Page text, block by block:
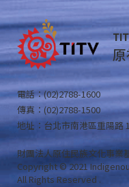
電話：(02)2788-1600
傳真：(02)2788-1500
地址：台北市南港區重陽路
財團法人原住民族文化事業
Copyright © 2021
All Rights Reserved .